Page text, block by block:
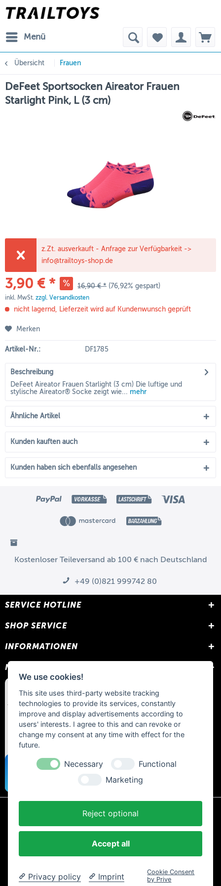
Menü
Übersicht Frauen
DeFeet Sportsocken Aireator Frauen
Starlight Pink, L (3 cm)
z.Zt. ausverkauft - Anfrage zur Verfügbarkeit ->
info@trailtoys-shop.de
3,90 € * 16,90 € * (76,92% gespart)
inkl. MwSt. zzgl. Versandkosten
nicht lagernd, Lieferzeit wird auf Kundenwunsch geprüft
Merken
Artikel-Nr.: DF1785
Beschreibung
DeFeet Aireator Frauen Starlight (3 cm) Die luftige und
stylische Aireator® Socke zeigt wie... mehr
Ähnliche Artikel
Kunden kauften auch
Kunden haben sich ebenfalls angesehen
Kostenloser Teileversand ab 100 € nach Deutschland
+49 (0)821 999742 80
SERVICE HOTLINE
SHOP SERVICE
INFORMATIONEN
NEWSLETTER
* Alle Preise inkl. gesetzl. Mehrwertsteuer zzgl.
Nachnahmegebühren, wenn nicht anders beschrieben.
AGB und Kundeninformationen
Widerrufsrecht
Zahlung und Versand
We use cookies!
This site uses third-party website tracking
technologies to provide its services, constantly
improve and display advertisements according to
users' interests. I agree to this and can revoke or
change my consent at any time with effect for the
future.
Necessary
Functional
Marketing
Reject optional
Accept all
Privacy policy
Imprint
Cookie Consent
by Prive